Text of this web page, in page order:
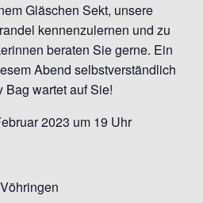
Gläschen Sekt, unsere
kennenzulernen und zu
beraten Sie gerne. Ein
Abend selbstverständlich
Bag wartet auf Sie!
2023 um 19 Uhr